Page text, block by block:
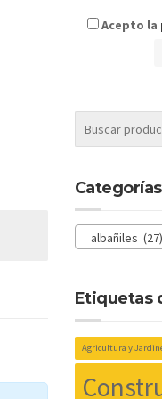
Acepto la
albañiles (27)
Etiquetas
Agricultura y